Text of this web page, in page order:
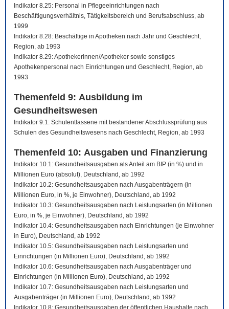
Indikator 8.25: Personal in Pflegeeinrichtungen nach
Beschäftigungsverhältnis, Tätigkeitsbereich und Berufsabschluss, ab
1999
Indikator 8.28: Beschäftige in Apotheken nach Jahr und Geschlecht,
Region, ab 1993
Indikator 8.29: Apothekerinnen/Apotheker sowie sonstiges
Apothekenpersonal nach Einrichtungen und Geschlecht, Region, ab
1993
Themenfeld 9: Ausbildung im
Gesundheitswesen
Indikator 9.1: Schulentlassene mit bestandener Abschlussprüfung aus
Schulen des Gesundheitswesens nach Geschlecht, Region, ab 1993
Themenfeld 10: Ausgaben und Finanzierung
Indikator 10.1: Gesundheitsausgaben als Anteil am BIP (in %) und in
Millionen Euro (absolut), Deutschland, ab 1992
Indikator 10.2: Gesundheitsausgaben nach Ausgabenträgern (in
Millionen Euro, in %, je Einwohner), Deutschland, ab 1992
Indikator 10.3: Gesundheitsausgaben nach Leistungsarten (in Millionen
Euro, in %, je Einwohner), Deutschland, ab 1992
Indikator 10.4: Gesundheitsausgaben nach Einrichtungen (je Einwohner
in Euro), Deutschland, ab 1992
Indikator 10.5: Gesundheitsausgaben nach Leistungsarten und
Einrichtungen (in Millionen Euro), Deutschland, ab 1992
Indikator 10.6: Gesundheitsausgaben nach Ausgabenträger und
Einrichtungen (in Millionen Euro), Deutschland, ab 1992
Indikator 10.7: Gesundheitsausgaben nach Leistungsarten und
Ausgabenträger (in Millionen Euro), Deutschland, ab 1992